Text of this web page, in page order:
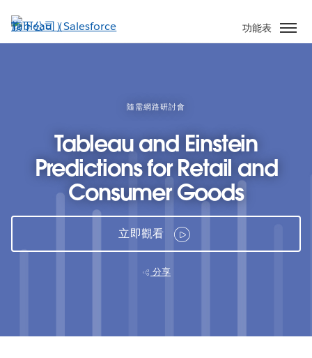
至
主
功能表
隨需網路研討會
Tableau and Einstein
Predictions for Retail and
Consumer Goods
立即觀看
分享